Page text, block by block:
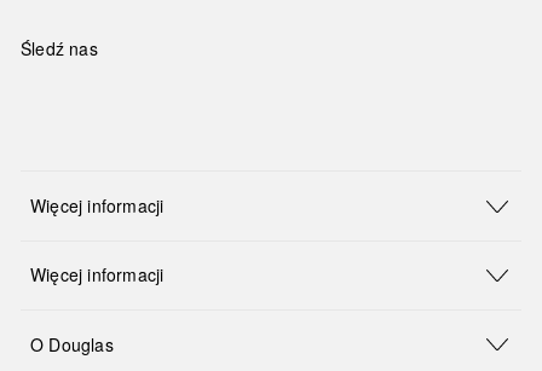
Śledź nas
Więcej informacji
Więcej informacji
O Douglas